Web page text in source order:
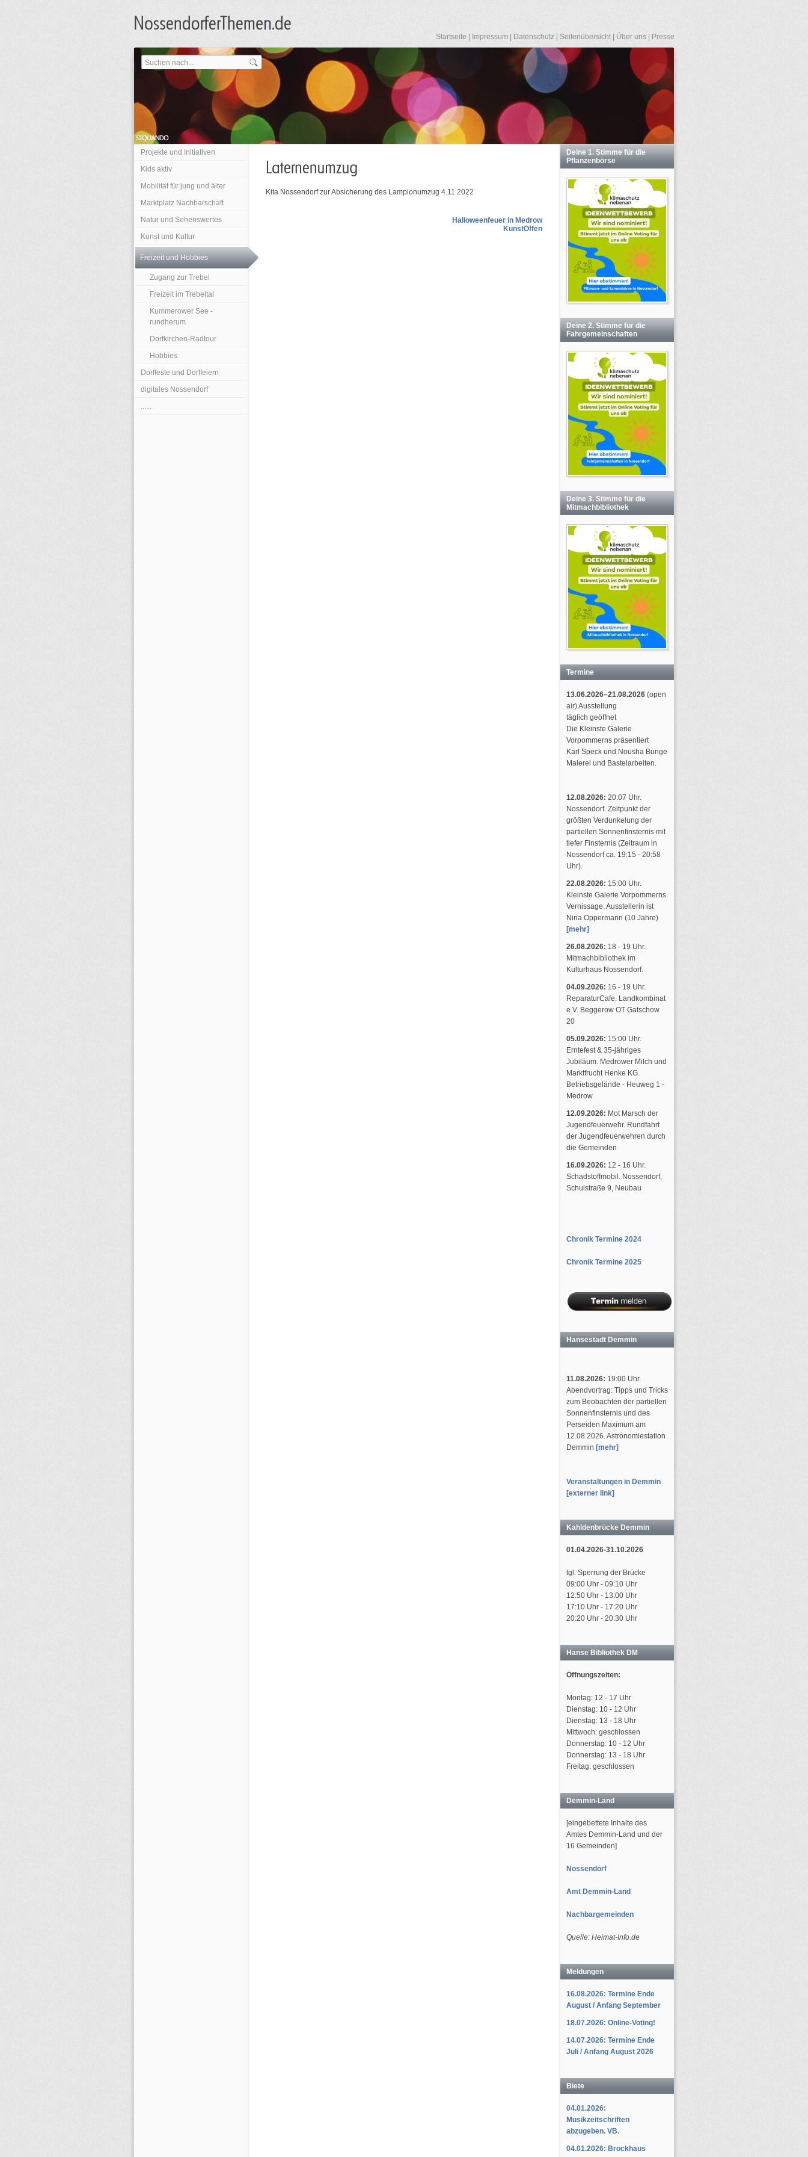
Startseite Impressum Datenschutz Seitenübersicht Über uns Presse
Projekte und Initiativen
Kids aktiv
Mobilität für jung und älter
Marktplatz Nachbarschaft
Natur und Sehenswertes
Kunst und Kultur
Freizeit und Hobbies
Zugang zur Trebel
Freizeit im Trebeltal
Kummerower See -
rundherum
Dorfkirchen-Radtour
Hobbies
Dorffeste und Dorffeiern
digitales Nossendorf
......
Kita Nossendorf zur Absicherung des Lampionumzug 4.11.2022
Halloweenfeuer in Medrow
KunstOffen
Deine 1. Stimme für die
Pflanzenbörse
Deine 2. Stimme für die
Fahrgemeinschaften
Deine 3. Stimme für die
Mitmachbibliothek
Termine
13.06.2026–21.08.2026 (open
air) Ausstellung
täglich geöffnet
Die Kleinste Galerie
Vorpommerns präsentiert
Karl Speck und Nousha Bunge
Malerei und Bastelarbeiten.
12.08.2026: 20:07 Uhr.
Nossendorf. Zeitpunkt der
größten Verdunkelung der
partiellen Sonnenfinsternis mit
tiefer Finsternis (Zeitraum in
Nossendorf ca. 19:15 - 20:58
Uhr).
22.08.2026: 15:00 Uhr.
Kleinste Galerie Vorpommerns.
Vernissage. Ausstellerin ist
Nina Oppermann (10 Jahre)
[mehr]
26.08.2026: 18 - 19 Uhr.
Mitmachbibliothek im
Kulturhaus Nossendorf.
04.09.2026: 16 - 19 Uhr.
ReparaturCafe. Landkombinat
e.V. Beggerow OT Gatschow
20
05.09.2026: 15:00 Uhr.
Erntefest & 35-jähriges
Jubiläum. Medrower Milch und
Marktfrucht Henke KG.
Betriebsgelände - Heuweg 1 -
Medrow
12.09.2026: Mot Marsch der
Jugendfeuerwehr. Rundfahrt
der Jugendfeuerwehren durch
die Gemeinden
16.09.2026: 12 - 16 Uhr.
Schadstoffmobil. Nossendorf,
Schulstraße 9, Neubau
Chronik Termine 2024
Chronik Termine 2025
Hansestadt Demmin
11.08.2026: 19:00 Uhr.
Abendvortrag: Tipps und Tricks
zum Beobachten der partiellen
Sonnenfinsternis und des
Perseiden Maximum am
12.08.2026. Astronomiestation
Demmin [mehr]
Veranstaltungen in Demmin
[externer link]
Kahldenbrücke Demmin
01.04.2026-31.10.2026
tgl. Sperrung der Brücke
09:00 Uhr - 09:10 Uhr
12:50 Uhr - 13:00 Uhr
17:10 Uhr - 17:20 Uhr
20:20 Uhr - 20:30 Uhr
Hanse Bibliothek DM
Öffnungszeiten:
Montag: 12 - 17 Uhr
Dienstag: 10 - 12 Uhr
Dienstag: 13 - 18 Uhr
Mittwoch: geschlossen
Donnerstag: 10 - 12 Uhr
Donnerstag: 13 - 18 Uhr
Freitag: geschlossen
Demmin-Land
[eingebettete Inhalte des
Amtes Demmin-Land und der
16 Gemeinden]
Nossendorf
Amt Demmin-Land
Nachbargemeinden
Quelle: Heimat-Info.de
Meldungen
16.08.2026: Termine Ende
August / Anfang September
18.07.2026: Online-Voting!
14.07.2026: Termine Ende
Juli / Anfang August 2026
Biete
04.01.2026:
Musikzeitschriften
abzugeben. VB.
04.01.2026: Brockhaus